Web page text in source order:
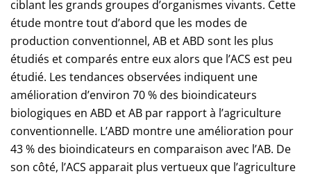
ciblant les grands groupes d’organismes vivants. Cette
étude montre tout d’abord que les modes de
production conventionnel, AB et ABD sont les plus
étudiés et comparés entre eux alors que l’ACS est peu
étudié. Les tendances observées indiquent une
amélioration d’environ 70 % des bioindicateurs
biologiques en ABD et AB par rapport à l’agriculture
conventionnelle. L’ABD montre une amélioration pour
43 % des bioindicateurs en comparaison avec l’AB. De
son côté, l’ACS apparait plus vertueux que l’agriculture